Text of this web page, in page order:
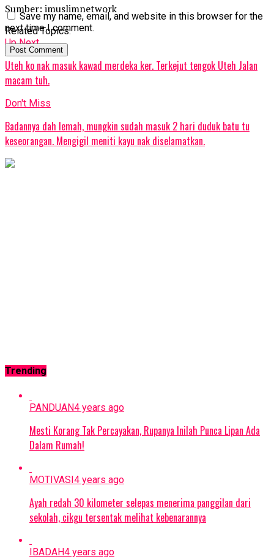
Sumber: imuslimnetwork
Related Topics:
Up Next
Uteh ko nak masuk kawad merdeka ker. Terkejut tengok Uteh Jalan
macam tuh.
Don't Miss
Badannya dah lemah, mungkin sudah masuk 2 hari duduk batu tu
keseorangan. Mengigil meniti kayu nak diselamatkan.
Save my name, email, and website in this browser for the
next time I comment.
Trending
PANDUAN4 years ago
Mesti Korang Tak Percayakan, Rupanya Inilah Punca Lipan Ada
Dalam Rumah!
MOTIVASI4 years ago
Ayah redah 30 kilometer selepas menerima panggilan dari
sekolah, cikgu tersentak melihat kebenarannya
IBADAH4 years ago